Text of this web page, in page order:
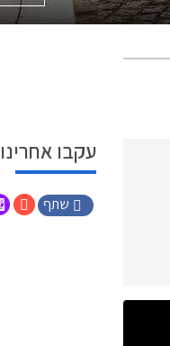
עקבו אחרינו
שתף